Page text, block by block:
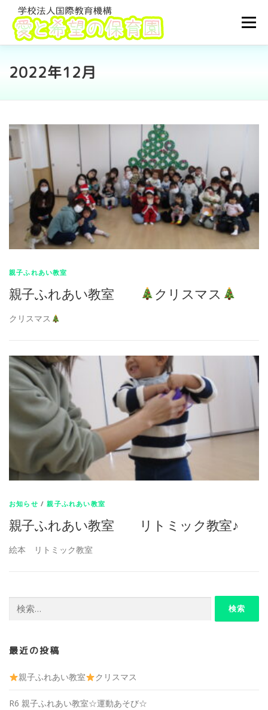
ン
キ
メニュ
TOP 園について
2022年12月
親子ふれあい教室
親子ふれあい教室 クリスマス
クリスマス
お知らせ /親子ふれあい教室
親子ふれあい教室 リトミック教室♪
絵本 リトミック教室
索:
最近の投稿
親子ふれあい教室 クリスマス
R6 親子ふれあい教室☆運動あそび☆